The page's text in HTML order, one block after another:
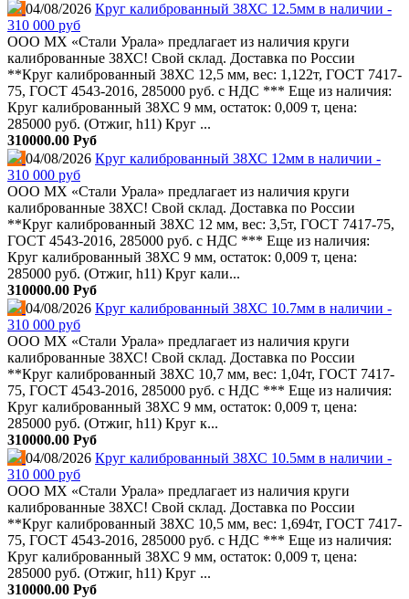
04/08/2026 Круг калиброванный 38ХС 12.5мм в наличии -
310 000 руб
ООО МХ «Стали Урала» предлагает из наличия круги
калиброванные 38ХС! Свой склад. Доставка по России
**Круг калиброванный 38ХС 12,5 мм, вес: 1,122т, ГОСТ 7417-
75, ГОСТ 4543-2016, 285000 руб. с НДС *** Еще из наличия:
Круг калиброванный 38ХС 9 мм, остаток: 0,009 т, цена:
285000 руб. (Отжиг, h11) Круг ...
310000.00 Руб
04/08/2026 Круг калиброванный 38ХС 12мм в наличии -
310 000 руб
ООО МХ «Стали Урала» предлагает из наличия круги
калиброванные 38ХС! Свой склад. Доставка по России
**Круг калиброванный 38ХС 12 мм, вес: 3,5т, ГОСТ 7417-75,
ГОСТ 4543-2016, 285000 руб. с НДС *** Еще из наличия:
Круг калиброванный 38ХС 9 мм, остаток: 0,009 т, цена:
285000 руб. (Отжиг, h11) Круг кали...
310000.00 Руб
04/08/2026 Круг калиброванный 38ХС 10.7мм в наличии -
310 000 руб
ООО МХ «Стали Урала» предлагает из наличия круги
калиброванные 38ХС! Свой склад. Доставка по России
**Круг калиброванный 38ХС 10,7 мм, вес: 1,04т, ГОСТ 7417-
75, ГОСТ 4543-2016, 285000 руб. с НДС *** Еще из наличия:
Круг калиброванный 38ХС 9 мм, остаток: 0,009 т, цена:
285000 руб. (Отжиг, h11) Круг к...
310000.00 Руб
04/08/2026 Круг калиброванный 38ХС 10.5мм в наличии -
310 000 руб
ООО МХ «Стали Урала» предлагает из наличия круги
калиброванные 38ХС! Свой склад. Доставка по России
**Круг калиброванный 38ХС 10,5 мм, вес: 1,694т, ГОСТ 7417-
75, ГОСТ 4543-2016, 285000 руб. с НДС *** Еще из наличия:
Круг калиброванный 38ХС 9 мм, остаток: 0,009 т, цена:
285000 руб. (Отжиг, h11) Круг ...
310000.00 Руб